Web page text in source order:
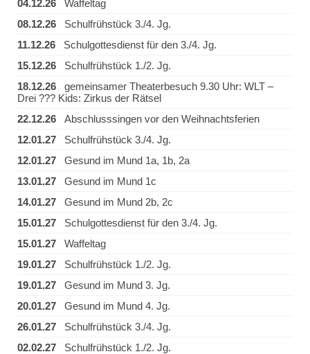
04.12.26 Waffeltag
08.12.26 Schulfrühstück 3./4. Jg.
11.12.26 Schulgottesdienst für den 3./4. Jg.
15.12.26 Schulfrühstück 1./2. Jg.
18.12.26 gemeinsamer Theaterbesuch 9.30 Uhr: WLT –
Drei ??? Kids: Zirkus der Rätsel
22.12.26 Abschlusssingen vor den Weihnachtsferien
12.01.27 Schulfrühstück 3./4. Jg.
12.01.27 Gesund im Mund 1a, 1b, 2a
13.01.27 Gesund im Mund 1c
14.01.27 Gesund im Mund 2b, 2c
15.01.27 Schulgottesdienst für den 3./4. Jg.
15.01.27 Waffeltag
19.01.27 Schulfrühstück 1./2. Jg.
19.01.27 Gesund im Mund 3. Jg.
20.01.27 Gesund im Mund 4. Jg.
26.01.27 Schulfrühstück 3./4. Jg.
02.02.27 Schulfrühstück 1./2. Jg.